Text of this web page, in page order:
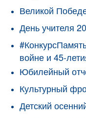
Великой
День учителя
войне и 45-
Юбилейный
Культурный
Детский